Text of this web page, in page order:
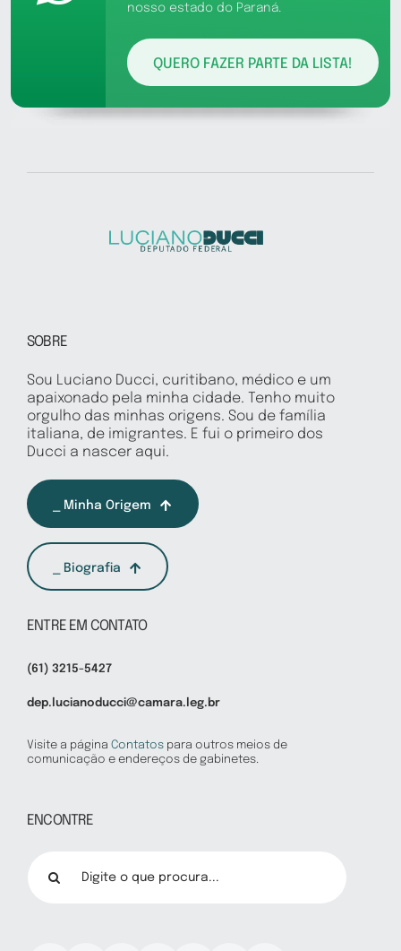
nosso estado do Paraná.
QUERO FAZER PARTE DA LISTA!
SOBRE
Sou Luciano Ducci, curitibano, médico e um
apaixonado pela minha cidade. Tenho muito
orgulho das minhas origens. Sou de família
italiana, de imigrantes. E fui o primeiro dos
Ducci a nascer aqui.
⎯ Minha Origem
⎯ Biografia
ENTRE EM CONTATO
(61) 3215-5427
dep.lucianoducci@camara.leg.br
Visite a página Contatos para outros meios de
comunicação e endereços de gabinetes.
ENCONTRE
resultados